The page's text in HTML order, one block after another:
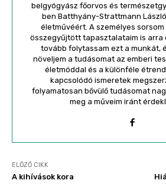
belgyógyász főorvos és
ben Batthyány-Strattmann
életművéért. A személyes sorsom
összegyűjtött tapasztalataim is arra
tovább folytassam ezt a munkát,
növeljem a tudásomat az emberi
életmóddal és a különféle
kapcsolódó ismeretek
folyamatosan bővülő tudásomat
meg a műveim iránt
ELŐZŐ CIKK
A kihívások kora